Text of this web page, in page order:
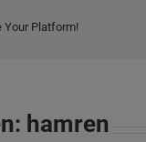
Your Platform!
hamren